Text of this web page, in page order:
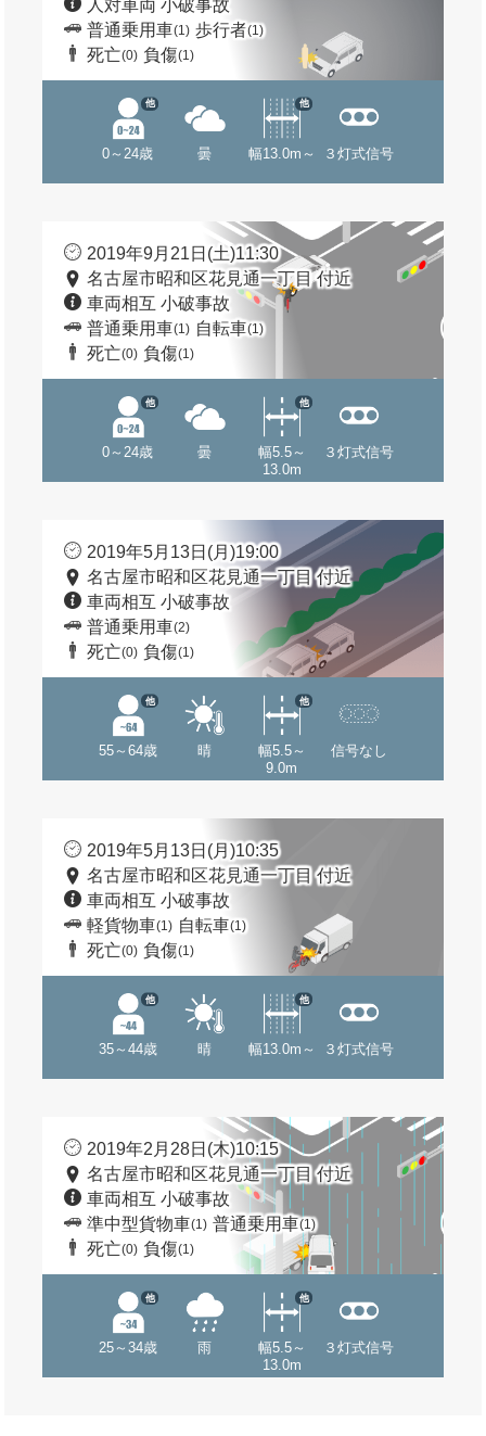
人対車両 小破事故
普通乗用車(1) 歩行者(1)
死亡(0) 負傷(1)
0～24歳
他
曇 幅13.0m～
他
３灯式信号
2019年9月21日(土)11:30
名古屋市昭和区花見通一丁目 付近
車両相互 小破事故
普通乗用車(1) 自転車(1)
死亡(0) 負傷(1)
0～24歳
他
曇
幅5.5～
13.0m
他
３灯式信号
2019年5月13日(月)19:00
名古屋市昭和区花見通一丁目 付近
車両相互 小破事故
普通乗用車(2)
死亡(0) 負傷(1)
55～64歳
他
晴
幅5.5～
9.0m
他
信号なし
2019年5月13日(月)10:35
名古屋市昭和区花見通一丁目 付近
車両相互 小破事故
軽貨物車(1) 自転車(1)
死亡(0) 負傷(1)
35～44歳
他
晴 幅13.0m～
他
３灯式信号
2019年2月28日(木)10:15
名古屋市昭和区花見通一丁目 付近
車両相互 小破事故
準中型貨物車(1) 普通乗用車(1)
死亡(0) 負傷(1)
25～34歳
他
雨
幅5.5～
13.0m
他
３灯式信号